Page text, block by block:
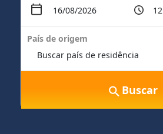
País de origem
Buscar